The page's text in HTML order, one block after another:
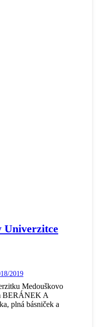
Univerzitce
2019
Medouškovo
BERÁNEK A
plná básniček a